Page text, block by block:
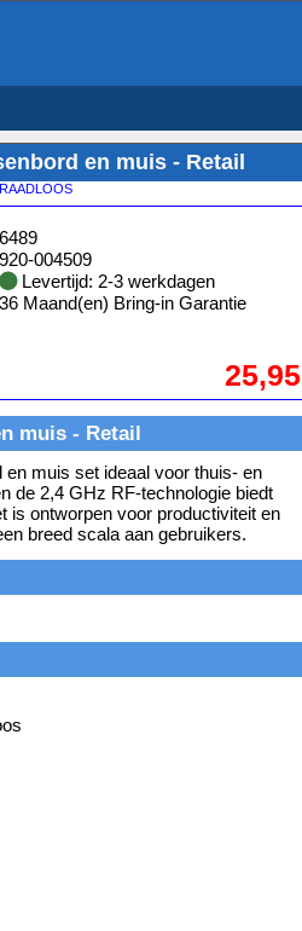
en muis - Retail
6489
920-004509
Levertijd: 2-3 werkdagen
36 Maand(en) Bring-in Garantie
25,95
muis - Retail
muis set ideaal voor thuis- en
de 2,4 GHz RF-technologie biedt
is ontworpen voor productiviteit en
breed scala aan gebruikers.